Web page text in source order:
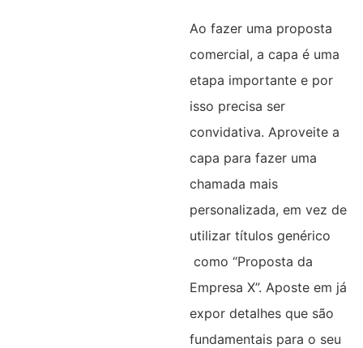
Ao fazer uma proposta
comercial, a capa é uma
etapa importante e por
isso precisa ser
convidativa. Aproveite a
capa para fazer uma
chamada mais
personalizada, em vez de
utilizar títulos genérico
como “Proposta da
Empresa X”. Aposte em já
expor detalhes que são
fundamentais para o seu